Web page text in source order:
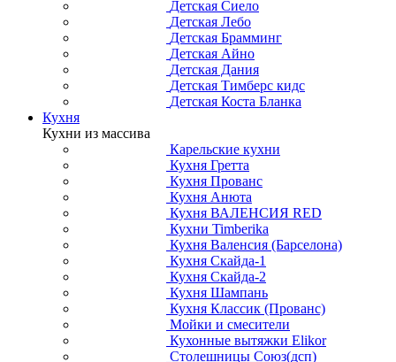
Детская Сиело
Детская Лебо
Детская Брамминг
Детская Айно
Детская Дания
Детская Тимберс кидс
Детская Коста Бланка
Кухня
Кухни из массива
Карельские кухни
Кухня Гретта
Кухня Прованс
Кухня Анюта
Кухня ВАЛЕНСИЯ RED
Кухни Timberika
Кухня Валенсия (Барселона)
Кухня Скайда-1
Кухня Скайда-2
Кухня Шампань
Кухня Классик (Прованс)
Мойки и смесители
Кухонные вытяжки Elikor
Столешницы Союз(дсп)